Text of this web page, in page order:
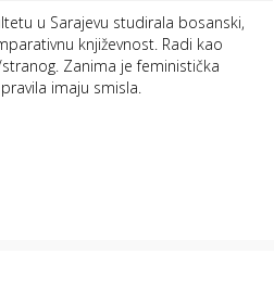
u Sarajevu studirala bosanski,
književnost. Radi kao
Zanima je feministička
imaju smisla.